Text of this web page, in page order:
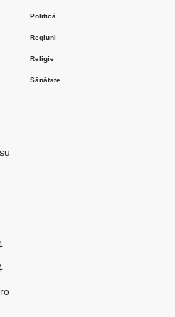
Politică
Regiuni
Religie
Sănătate